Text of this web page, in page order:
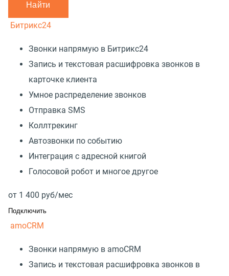
Найти
Битрикс24
Звонки напрямую в Битрикс24
Запись и текстовая расшифровка звонков в
карточке клиента
Умное распределение звонков
Отправка SMS
Коллтрекинг
Автозвонки по событию
Интеграция с адресной книгой
Голосовой робот и многое другое
от 1 400 руб/мес
Подключить
amoCRM
Звонки напрямую в amoCRM
Запись и текстовая расшифровка звонков в